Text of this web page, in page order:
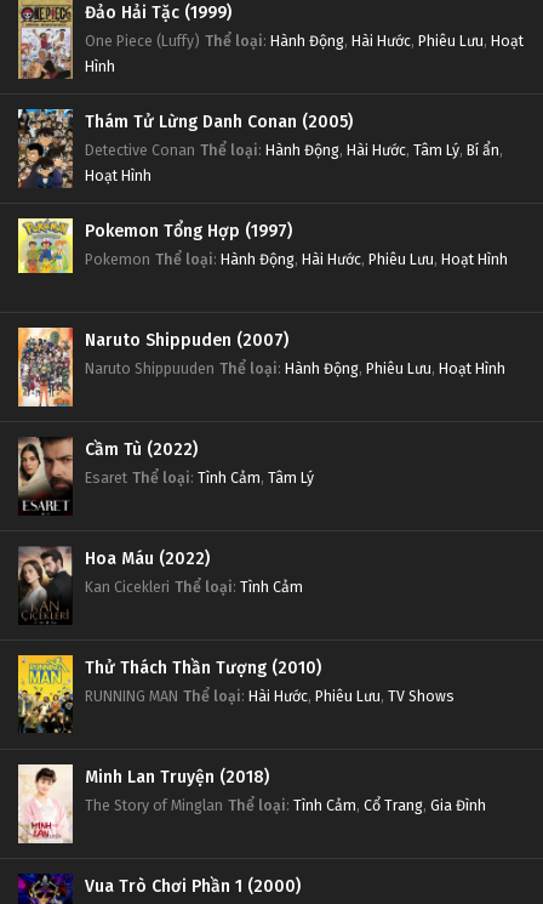
Đảo Hải Tặc (1999)
One Piece (Luffy) Thể loại: Hành Động, Hài Hước, Phiêu Lưu, Hoạt
Hình
Thám Tử Lừng Danh Conan (2005)
Detective Conan Thể loại: Hành Động, Hài Hước, Tâm Lý, Bí ẩn,
Hoạt Hình
Pokemon Tổng Hợp (1997)
Pokemon Thể loại: Hành Động, Hài Hước, Phiêu Lưu, Hoạt Hình
Naruto Shippuden (2007)
Naruto Shippuuden Thể loại: Hành Động, Phiêu Lưu, Hoạt Hình
Cầm Tù (2022)
Esaret Thể loại: Tình Cảm, Tâm Lý
Hoa Máu (2022)
Kan Cicekleri Thể loại: Tình Cảm
Thử Thách Thần Tượng (2010)
RUNNING MAN Thể loại: Hài Hước, Phiêu Lưu, TV Shows
Minh Lan Truyện (2018)
The Story of Minglan Thể loại: Tình Cảm, Cổ Trang, Gia Đình
Vua Trò Chơi Phần 1 (2000)